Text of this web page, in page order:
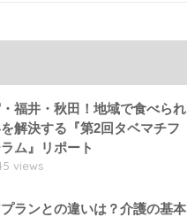
福井・秋田！地域で食べられ
解決する『第2回タベマチフ
ム』リポート
views
ランとの違いは？介護の基本